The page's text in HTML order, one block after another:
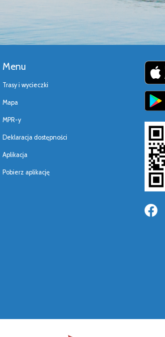
Menu
Trasy i wycieczki
Mapa
MPR-y
Deklaracja dostępności
Aplikacja
Pobierz aplikację